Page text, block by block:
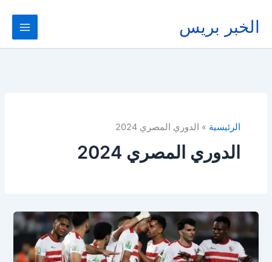
المحتوى
الخبر بريس
الرئيسية الدوري المصري 2024
الدوري المصري 2024